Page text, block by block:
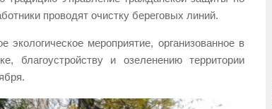
проводят очистку береговых линий.
экологическое мероприятие, организованное в
благоустройству и озеленению территории